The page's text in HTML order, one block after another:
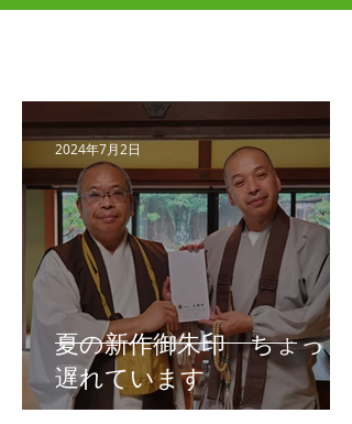
夏の新作御朱印 ちょっと
遅れています
2024年7月2日